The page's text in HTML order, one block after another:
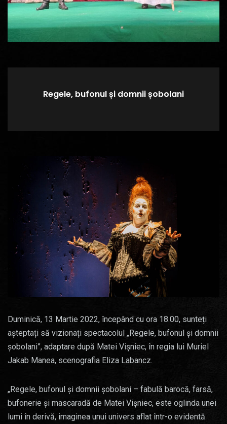
Regele, bufonul și domnii șobolani
Duminică, 13 Martie 2022, începând cu ora 18.00, sunteți
așteptați să vizionați spectacolul „Regele, bufonul și domnii
șobolani”, adaptare după Matei Vișniec, în regia lui Muriel
Jakab Manea, scenografia Eliza Labancz.
„Regele, bufonul și domnii șobolani – fabulă barocă, farsă,
bufonerie și mascaradă de Matei Vișniec, este oglinda unei
lumi în derivă, imaginea unui univers aflat într-o evidentă